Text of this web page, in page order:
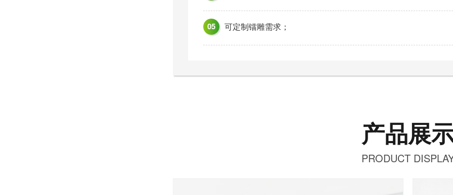
05 可定制镭雕需求；
产品展
PRODUCT